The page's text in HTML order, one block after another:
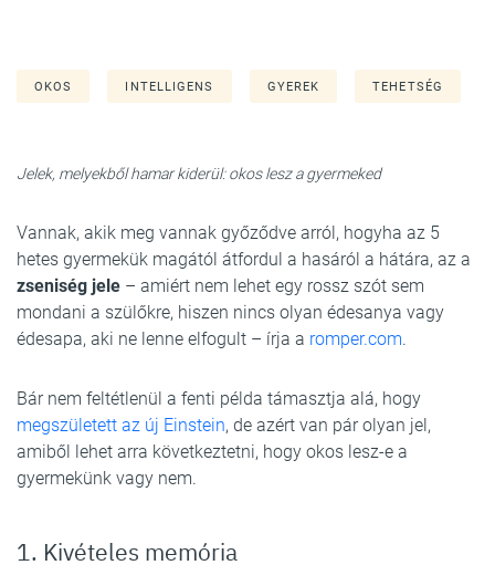
OKOS INTELLIGENS GYEREK TEHETSÉG
Jelek, melyekből hamar kiderül: okos lesz a gyermeked
Vannak, akik meg vannak győződve arról, hogyha az 5
hetes gyermekük magától átfordul a hasáról a hátára, az a
zseniség jele – amiért nem lehet egy rossz szót sem
mondani a szülőkre, hiszen nincs olyan édesanya vagy
édesapa, aki ne lenne elfogult – írja a romper.com.
Bár nem feltétlenül a fenti példa támasztja alá, hogy
megszületett az új Einstein, de azért van pár olyan jel,
amiből lehet arra következtetni, hogy okos lesz-e a
gyermekünk vagy nem.
1. Kivételes memória